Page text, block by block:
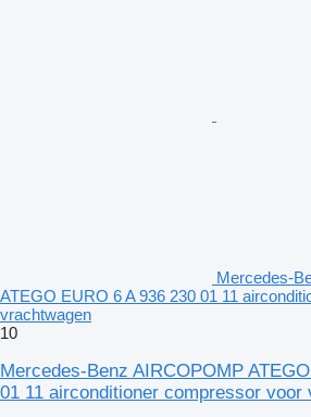
Mercedes-
ATEGO EURO 6 A 936 230 01 11
vrachtwagen
10
Mercedes-Benz AIRCOPOMP
01 11 airconditioner compressor voor